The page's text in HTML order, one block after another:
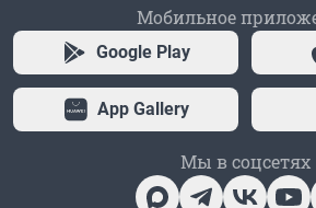
Мобильное
Google Play
App Gallery
Мы в соцсетях